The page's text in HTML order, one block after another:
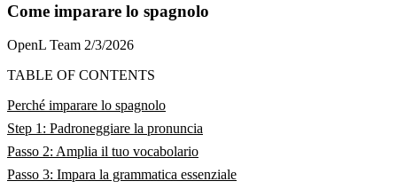
Come imparare lo spagnolo
OpenL Team 2/3/2026
TABLE OF CONTENTS
Perché imparare lo spagnolo
Step 1: Padroneggiare la pronuncia
Passo 2: Amplia il tuo vocabolario
Passo 3: Impara la grammatica essenziale